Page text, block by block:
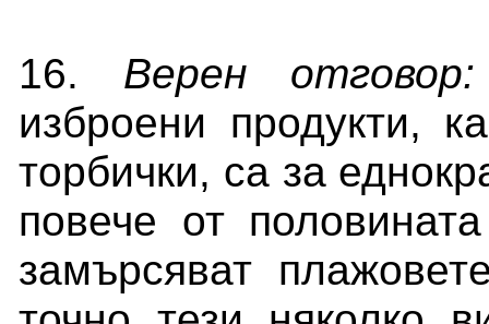
16. Верен
изброени продукти,
торбички, са за
повече от
замърсяват